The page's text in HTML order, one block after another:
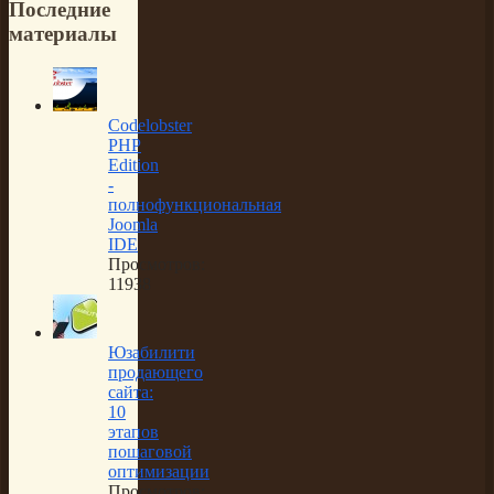
Последние
материалы
Codelobster
PHP
Edition
-
полнофункциональная
Joomla
IDE
Просмотров:
11938
Юзабилити
продающего
сайта:
10
этапов
пошаговой
оптимизации